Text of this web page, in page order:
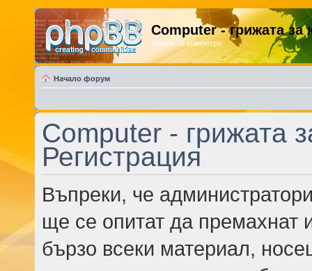
Computer - грижата
Форум за компютри
Начало форум
Computer - грижата
Регистрация
Въпреки, че
ще се опитат да премахнат
бързо всеки материал,